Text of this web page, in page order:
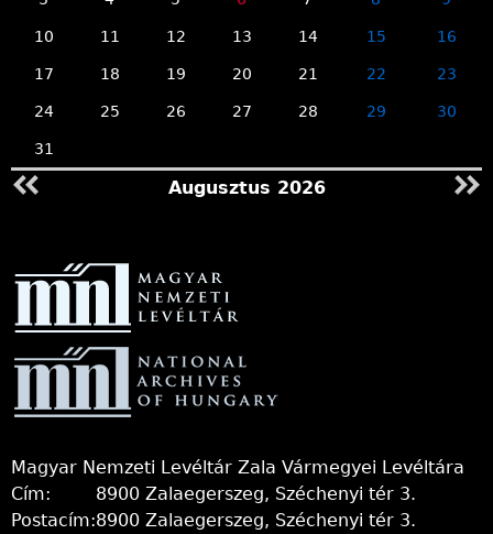
10 11 12 13 14 15 16
17 18 19 20 21 22 23
24 25 26 27 28 29 30
31
Augusztus 2026
Magyar Nemzeti Levéltár Zala Vármegyei Levéltára
Cím:
8900 Zalaegerszeg, Széchenyi tér 3.
Postacím:8900 Zalaegerszeg, Széchenyi tér 3.